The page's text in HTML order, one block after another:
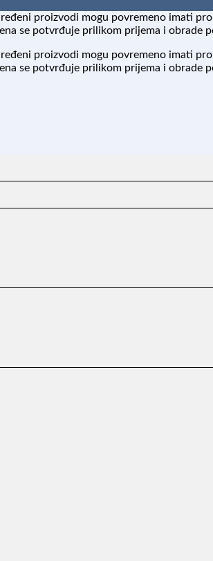
proizvodi mogu povremeno imati
se potvrđuje prilikom prijema i obrade
proizvodi mogu povremeno imati
se potvrđuje prilikom prijema i obrade